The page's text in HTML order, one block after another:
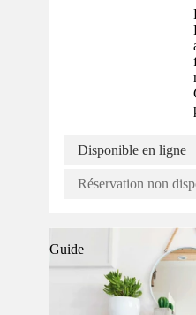
Disponible en ligne
Réservation non
Guide